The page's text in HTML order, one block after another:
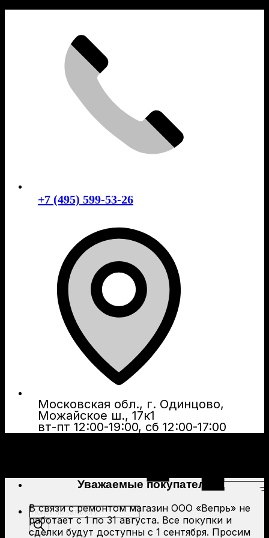
+7 (495) 599-53-26
Московская обл., г. Одинцово,
Можайское ш., 17к1
вт-пт 12:00-19:00, сб 12:00-17:00
Поиск
товаров
Уважаемые покупатели!
В связи с ремонтом магазин ООО «Вепрь» не
работает с 1 по 31 августа. Все покупки и
сделки будут доступны с 1 сентября. Просим